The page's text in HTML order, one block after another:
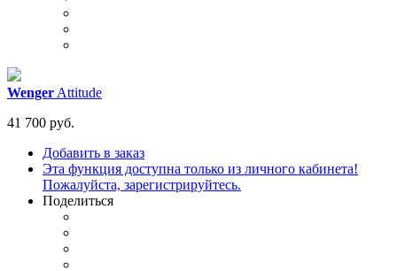
Wenger Attitude
41 700 руб.
Добавить в заказ
Эта функция доступна только из личного кабинета!
Пожалуйста, зарегистрируйтесь.
Поделиться